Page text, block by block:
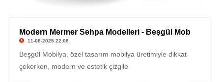
Modern Mermer Sehpa Modelleri - Beşgül Mob
11-08-2025 22:08
Beşgül Mobilya, özel tasarım mobilya üretimiyle dikkat
çekerken, modern ve estetik çizgile